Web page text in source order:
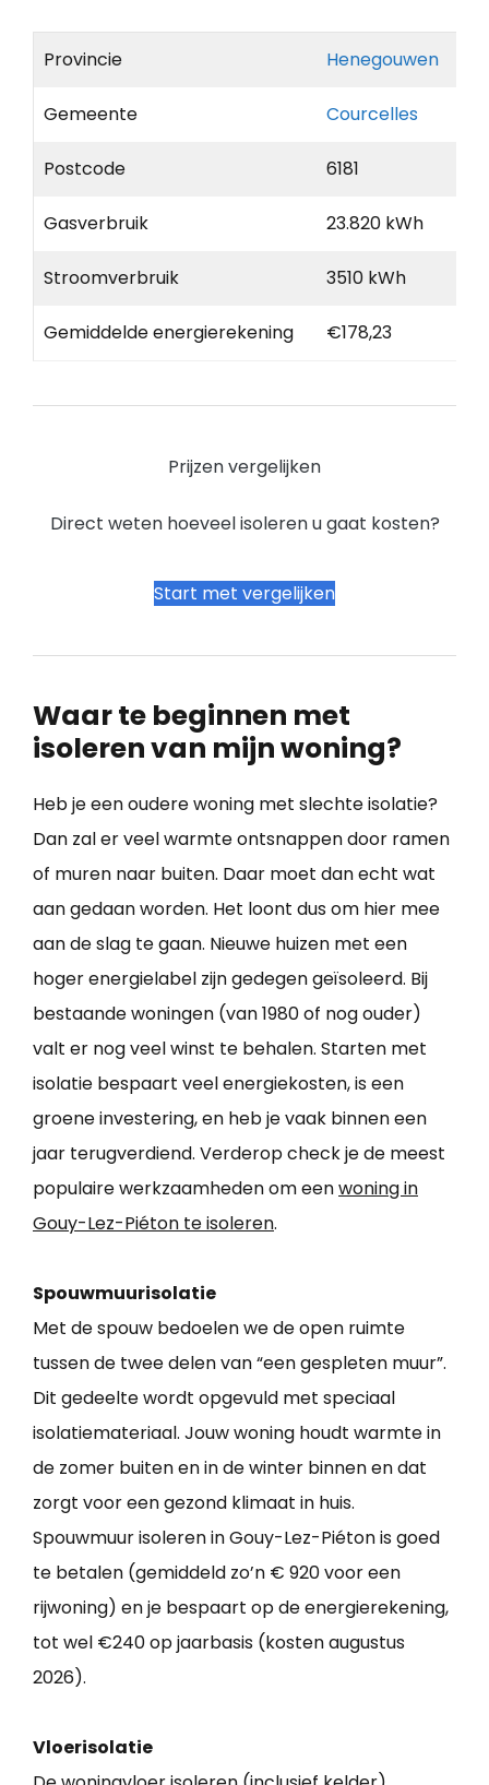
Provincie Henegouwen
Gemeente Courcelles
Postcode 6181
Gasverbruik 23.820 kWh
Stroomverbruik 3510 kWh
Gemiddelde energierekening €178,23
Prijzen vergelijken
Direct weten hoeveel isoleren u gaat kosten?
Start met vergelijken
Waar te beginnen met
isoleren van mijn woning?
Heb je een oudere woning met slechte isolatie?
Dan zal er veel warmte ontsnappen door ramen
of muren naar buiten. Daar moet dan echt wat
aan gedaan worden. Het loont dus om hier mee
aan de slag te gaan. Nieuwe huizen met een
hoger energielabel zijn gedegen geïsoleerd. Bij
bestaande woningen (van 1980 of nog ouder)
valt er nog veel winst te behalen. Starten met
isolatie bespaart veel energiekosten, is een
groene investering, en heb je vaak binnen een
jaar terugverdiend. Verderop check je de meest
populaire werkzaamheden om eenwoning in
Gouy-Lez-Piéton te isoleren.
Spouwmuurisolatie
Met de spouw bedoelen we de open ruimte
tussen de twee delen van “een gespleten muur”.
Dit gedeelte wordt opgevuld met speciaal
isolatiemateriaal. Jouw woning houdt warmte in
de zomer buiten en in de winter binnen en dat
zorgt voor een gezond klimaat in huis.
Spouwmuur isoleren in Gouy-Lez-Piéton is goed
te betalen (gemiddeld zo’n € 920 voor een
rijwoning) en je bespaart op de energierekening,
tot wel €240 op jaarbasis (kosten augustus
2026).
Vloerisolatie